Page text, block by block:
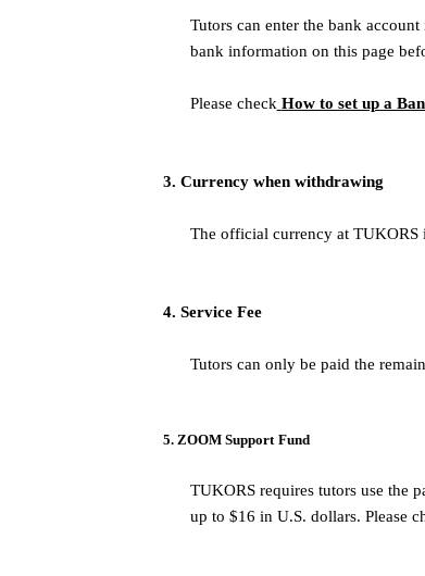
Tutors can enter the bank
bank information on this page
Please check How to set up a
3. Currency when withdrawing
The official currency at TUKORS
4. Service Fee
Tutors can only be paid the
5. ZOOM Support Fund
TUKORS requires tutors use the
up to $16 in U.S. dollars. Please